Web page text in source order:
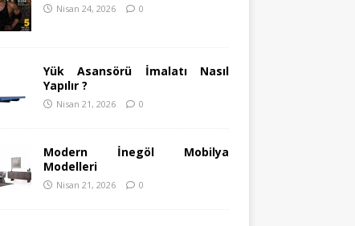
Nisan 24, 2026 0
Yük Asansörü İmalatı Nasıl
Yapılır ?
Nisan 21, 2026 0
Modern İnegöl Mobilya
Modelleri
Nisan 21, 2026 0